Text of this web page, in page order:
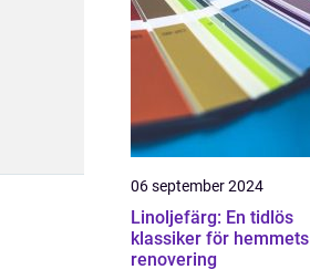
06 september 2024
Linoljefärg: En tidlös
klassiker för hemmets
renovering